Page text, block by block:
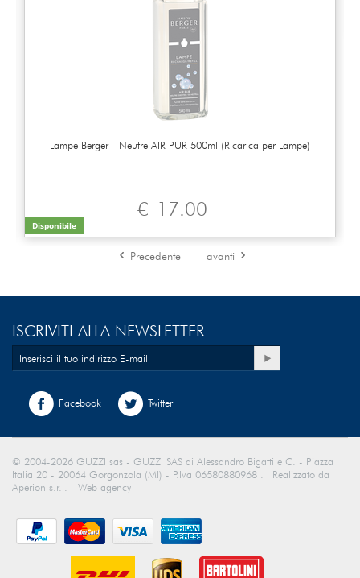
Disponibile
Lampe Berger - Neutre AIR PUR 500ml (Ricarica per Lampe)
€ 17.00
Precedente avanti
ISCRIVITI ALLA NEWSLETTER
Facebook Twitter
© 2004-2026 GUZZI sas - GUZZI SAS di Alessandro Bigatti e C. - Piazza
Italia 20 - 20064 Gorgonzola (MI) - P.Iva 06580880968 . Realizzato da
Aperion s.r.l. - Web agency